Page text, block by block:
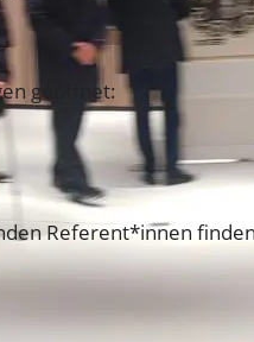
geöffnet:
Referent*innen